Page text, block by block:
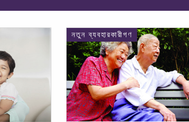
নতুন ব্যবহারকারীগণ